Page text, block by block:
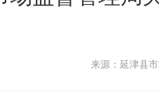
来源：延津县